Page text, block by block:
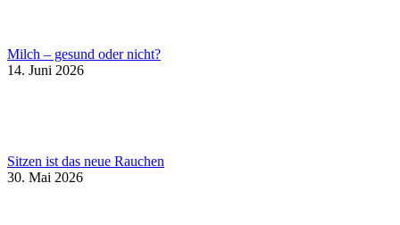
Milch – gesund oder nicht?
14. Juni 2026
Sitzen ist das neue Rauchen
30. Mai 2026